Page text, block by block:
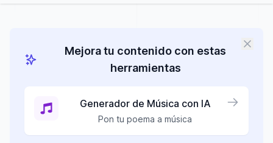
Mejora tu contenido con estas
herramientas
Generador de Música con IA
Pon tu poema a música